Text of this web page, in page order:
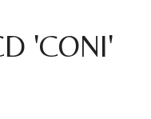
'CONI'